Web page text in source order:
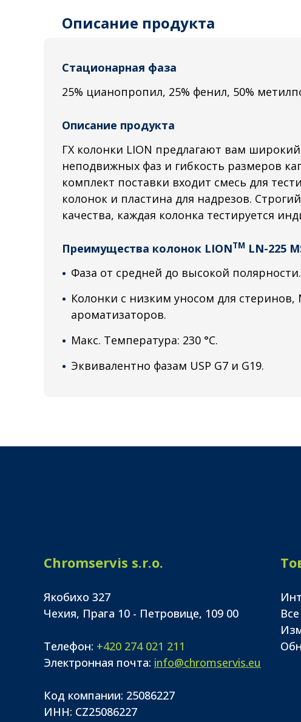
Описание продукта
Стационарная фаза
25% цианопропил, 25% фенил, 50%
Описание продукта
ГХ колонки LION предлагают вам
неподвижных фаз и гибкость размеров
комплект поставки входит смесь для
колонок и пластина для надрезов.
качества, каждая колонка тестируется
Преимущества колонок LIONTM LN-225
Фаза от средней до высокой полярности.
Колонки с низким уносом для
ароматизаторов.
Макс. Температура: 230 °C.
Эквивалентно фазам USP G7 и G19.
Chromservis s.r.o.
Якобихо 327
Чехия, Прага 10 - Петровице, 109 00
Телефон: +420 274 021 211
Электронная почта: info@chromservis.eu
Код компании: 25086227
ИНН: CZ25086227